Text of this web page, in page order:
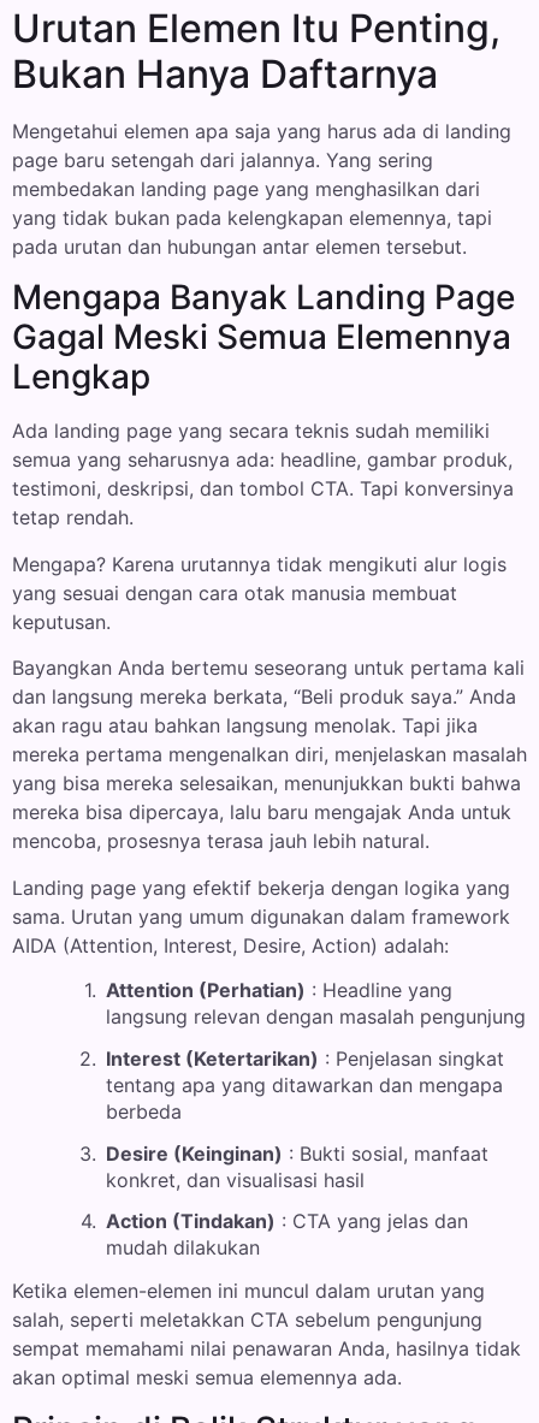
Urutan Elemen Itu Penting,
Bukan Hanya Daftarnya
Mengetahui elemen apa saja yang harus ada di landing
page baru setengah dari jalannya. Yang sering
membedakan landing page yang menghasilkan dari
yang tidak bukan pada kelengkapan elemennya, tapi
pada urutan dan hubungan antar elemen tersebut.
Mengapa Banyak Landing Page
Gagal Meski Semua Elemennya
Lengkap
Ada landing page yang secara teknis sudah memiliki
semua yang seharusnya ada: headline, gambar produk,
testimoni, deskripsi, dan tombol CTA. Tapi konversinya
tetap rendah.
Mengapa? Karena urutannya tidak mengikuti alur logis
yang sesuai dengan cara otak manusia membuat
keputusan.
Bayangkan Anda bertemu seseorang untuk pertama kali
dan langsung mereka berkata, “Beli produk saya.” Anda
akan ragu atau bahkan langsung menolak. Tapi jika
mereka pertama mengenalkan diri, menjelaskan masalah
yang bisa mereka selesaikan, menunjukkan bukti bahwa
mereka bisa dipercaya, lalu baru mengajak Anda untuk
mencoba, prosesnya terasa jauh lebih natural.
Landing page yang efektif bekerja dengan logika yang
sama. Urutan yang umum digunakan dalam framework
AIDA (Attention, Interest, Desire, Action) adalah:
Attention (Perhatian) : Headline yang
langsung relevan dengan masalah pengunjung
Interest (Ketertarikan) : Penjelasan singkat
tentang apa yang ditawarkan dan mengapa
berbeda
Desire (Keinginan) : Bukti sosial, manfaat
konkret, dan visualisasi hasil
Action (Tindakan) : CTA yang jelas dan
mudah dilakukan
Ketika elemen-elemen ini muncul dalam urutan yang
salah, seperti meletakkan CTA sebelum pengunjung
sempat memahami nilai penawaran Anda, hasilnya tidak
akan optimal meski semua elemennya ada.